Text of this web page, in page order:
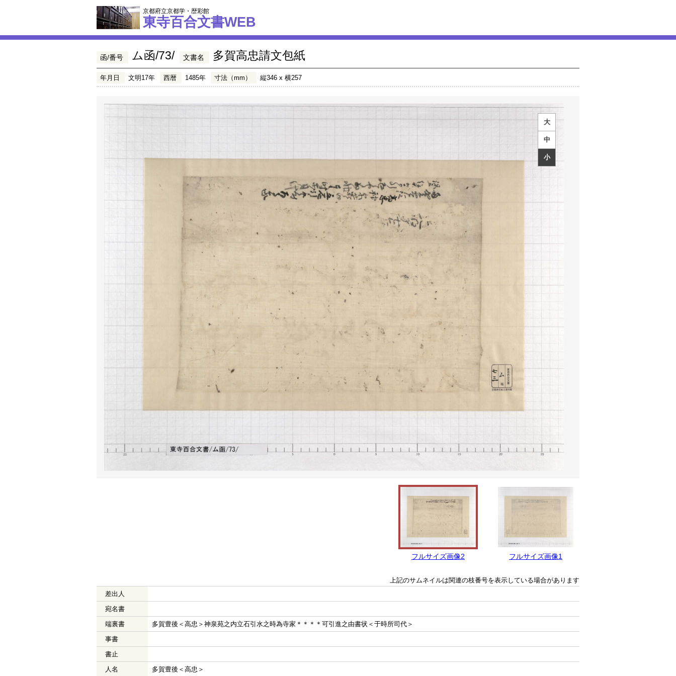
京都府立京都学・歴彩館
東寺百合文書WEB
函/番号 ム函/73/ 文書名 多賀高忠請文包紙
年月日 文明17年 西暦 1485年 寸法（mm） 縦346 x 横257
大
中
小
フルサイズ画像2 フルサイズ画像1
上記のサムネイルは関連の枝番号を表示している場合があります
差出人
宛名書
端裏書
多賀豊後＜高忠＞神泉苑之内立石引水之時為寺家＊＊＊＊可引進之由書状＜于時所司代＞
事書
書止
人名
多賀豊後＜高忠＞